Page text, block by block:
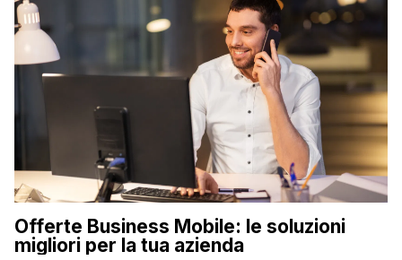
Offerte Business Mobile: le soluzioni
migliori per la tua azienda